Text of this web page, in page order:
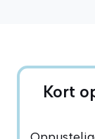
Kort